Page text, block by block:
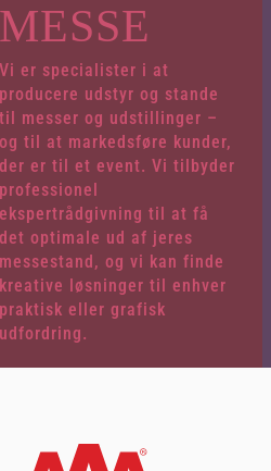
MESSE
Vi er specialister i at
producere udstyr og stande
til messer og udstillinger –
og til at markedsføre kunder,
der er til et event. Vi tilbyder
professionel
ekspertrådgivning til at få
det optimale ud af jeres
messestand, og vi kan finde
kreative løsninger til enhver
praktisk eller grafisk
udfordring.